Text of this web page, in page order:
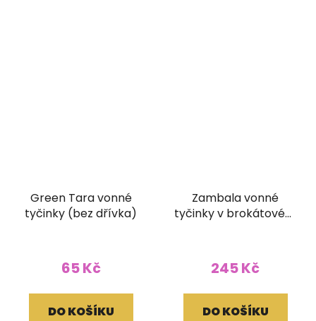
Green Tara vonné
tyčinky (bez dřívka)
65 Kč
DO KOŠÍKU
Zambala vonné
tyčinky v brokátovém
245 Kč
DO KOŠÍKU